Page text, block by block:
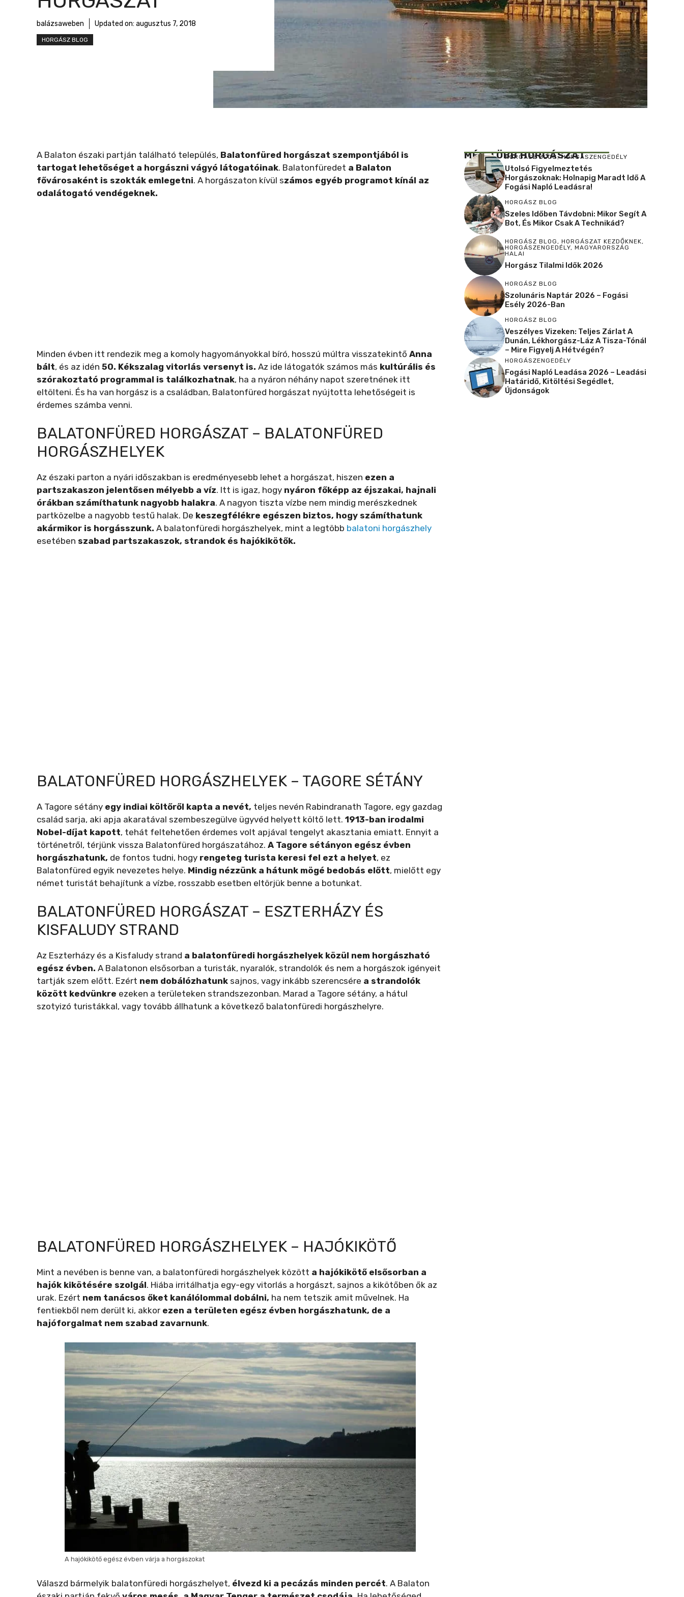
balázsaweben Updated on: augusztus 7, 2018
HORGÁSZ BLOG
A Balaton északi partján található település, Balatonfüred horgászat szempontjából is
tartogat lehetőséget a horgászni vágyó látogatóinak. Balatonfüredet a Balaton
fővárosaként is szokták emlegetni. A horgászaton kívül számos egyéb programot kínál az
odalátogató vendégeknek.
Minden évben itt rendezik meg a komoly hagyományokkal bíró, hosszú múltra visszatekintő Anna
bált, és az idén 50. Kékszalag vitorlás versenyt is. Az ide látogatók számos más kultúrális és
szórakoztató programmal is találkozhatnak, ha a nyáron néhány napot szeretnének itt
eltölteni. És ha van horgász is a családban, Balatonfüred horgászat nyújtotta lehetőségeit is
érdemes számba venni.
BALATONFÜRED HORGÁSZAT – BALATONFÜRED
HORGÁSZHELYEK
Az északi parton a nyári időszakban is eredményesebb lehet a horgászat, hiszen ezen a
partszakaszon jelentősen mélyebb a víz. Itt is igaz, hogy nyáron főképp az éjszakai, hajnali
órákban számíthatunk nagyobb halakra. A nagyon tiszta vízbe nem mindig merészkednek
partközelbe a nagyobb testű halak. De keszegfélékre egészen biztos, hogy számíthatunk
akármikor is horgásszunk. A balatonfüredi horgászhelyek, mint a legtöbb balatoni horgászhely
esetében szabad partszakaszok, strandok és hajókikötők.
BALATONFÜRED HORGÁSZHELYEK – TAGORE SÉTÁNY
A Tagore sétány egy indiai költőről kapta a nevét, teljes nevén Rabindranath Tagore, egy gazdag
család sarja, aki apja akaratával szembeszegülve ügyvéd helyett költő lett. 1913-ban irodalmi
Nobel-díjat kapott, tehát feltehetően érdemes volt apjával tengelyt akasztania emiatt. Ennyit a
történetről, térjünk vissza Balatonfüred horgászatához. A Tagore sétányon egész évben
horgászhatunk, de fontos tudni, hogy rengeteg turista keresi fel ezt a helyet, ez
Balatonfüred egyik nevezetes helye. Mindig nézzünk a hátunk mögé bedobás előtt, mielőtt egy
német turistát behajítunk a vízbe, rosszabb esetben eltörjük benne a botunkat.
BALATONFÜRED HORGÁSZAT – ESZTERHÁZY ÉS
KISFALUDY STRAND
Az Eszterházy és a Kisfaludy strand a balatonfüredi horgászhelyek közül nem horgászható
egész évben. A Balatonon elsősorban a turisták, nyaralók, strandolók és nem a horgászok igényeit
tartják szem előtt. Ezért nem dobálózhatunk sajnos, vagy inkább szerencsére a strandolók
között kedvünkre ezeken a területeken strandszezonban. Marad a Tagore sétány, a hátul
szotyizó turistákkal, vagy tovább állhatunk a következő balatonfüredi horgászhelyre.
BALATONFÜRED HORGÁSZHELYEK – HAJÓKIKÖTŐ
Mint a nevében is benne van, a balatonfüredi horgászhelyek között a hajókikötő elsősorban a
hajók kikötésére szolgál. Hiába irritálhatja egy-egy vitorlás a horgászt, sajnos a kikötőben ők az
urak. Ezért nem tanácsos őket kanálólommal dobálni, ha nem tetszik amit művelnek. Ha
fentiekből nem derült ki, akkor ezen a területen egész évben horgászhatunk, de a
hajóforgalmat nem szabad zavarnunk.
A hajókikötő egész évben várja a horgászokat
Válaszd bármelyik balatonfüredi horgászhelyet, élvezd ki a pecázás minden percét. A Balaton
MÉG TÖBB HORGÁSZAT
HORGÁSZ BLOG,HORGÁSZENGEDÉLY
Utolsó Figyelmeztetés
Horgászoknak: Holnapig Maradt Idő A
Fogási Napló Leadásra!
HORGÁSZ BLOG
Szeles Időben Távdobni: Mikor Segít A
Bot, És Mikor Csak A Technikád?
HORGÁSZ BLOG , HORGÁSZAT KEZDŐKNEK,
HORGÁSZENGEDÉLY, MAGYARORSZÁG
HALAI
Horgász Tilalmi Idők 2026
HORGÁSZ BLOG
Szolunáris Naptár 2026 – Fogási
Esély 2026-Ban
HORGÁSZ BLOG
Veszélyes Vizeken: Teljes Zárlat A
Dunán, Lékhorgász-Láz A Tisza-Tónál
– Mire Figyelj A Hétvégén?
HORGÁSZENGEDÉLY
Fogási Napló Leadása 2026 – Leadási
Határidő, Kitöltési Segédlet,
Újdonságok